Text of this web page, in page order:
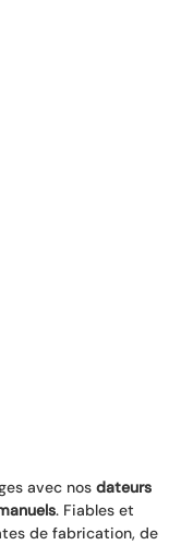
avec nos dateurs
. Fiables et
de fabrication, de